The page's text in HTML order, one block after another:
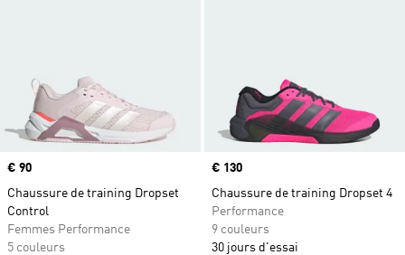
Prix
€ 90
Chaussure de training Dropset
Control
Femmes Performance
5 couleurs
Prix
€ 130
Chaussure de training Dropset 4
Performance
9 couleurs
30 jours d'essai